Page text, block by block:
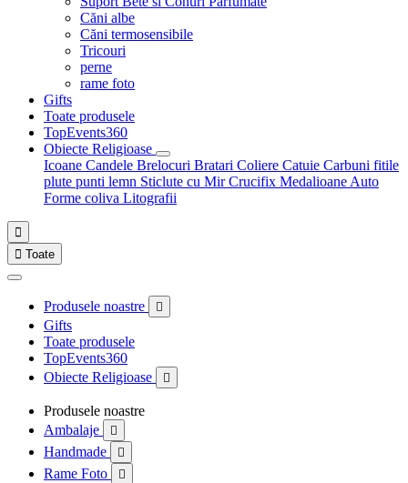
Căni albe
Căni termosensibile
Tricouri
perne
rame foto
Gifts
Toate produsele
TopEvents360
Obiecte Religioase
Icoane Candele Brelocuri Bratari Coliere Catuie Carbuni fitile
plute punti lemn Sticlute cu MirCrucifix Medalioane Auto
Forme coliva Litografii

 Toate
Produsele noastre 
Gifts
Toate produsele
TopEvents360
Obiecte Religioase

Produsele noastre
Ambalaje

Handmade 
Rame Foto 